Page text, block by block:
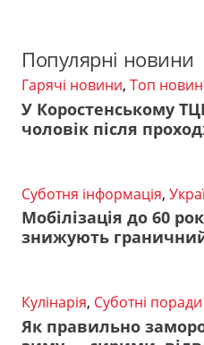
Популярні новини
Гарячі новини, Топ
У Коростенському
чоловік після
Суботня інформація,
Мобілізація до 60
знижують
Кулінарія, Суботні поради
Як правильно